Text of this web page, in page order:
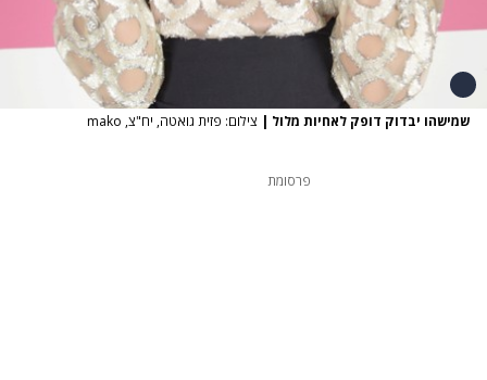
שמישהו יבדוק דופק לאחיות מלול | צילום: פזית גואטה, יח"צ, mako
פרסומת